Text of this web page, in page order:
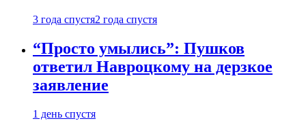
3 года спустя2 года спустя
“Просто умылись”: Пушков
ответил Навроцкому на дерзкое
заявление
1 день спустя